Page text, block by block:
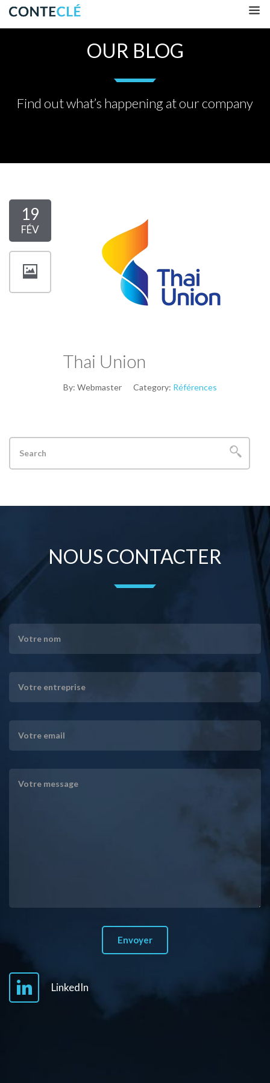
OUR BLOG
Find out what’s happening at our company
19
FÉV
Thai Union
By: Webmaster Category: Références
NOUS CONTACTER
LinkedIn